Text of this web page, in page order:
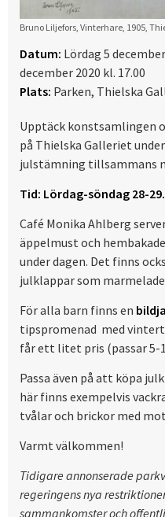
Bruno Liljefors, Vinterhare, 1905,
Datum: Lördag 5
december 2020 kl. 17.00
Plats: Parken, Thielska
Upptäck konstsamlingen
på Thielska Galleriet
julstämning tillsammans
Tid: Lördag-söndag 28-
Café Monika Ahlberg
äppelmust och
under dagen. Det finns
julklappar som
För alla barn finns en
tipspromenad med
får ett litet pris (passar 5-
Passa även på att köpa
här finns exempelvis
tvålar och brickor med
Varmt välkommen!
Tidigare annonserade
regeringens nya
sammankomster och